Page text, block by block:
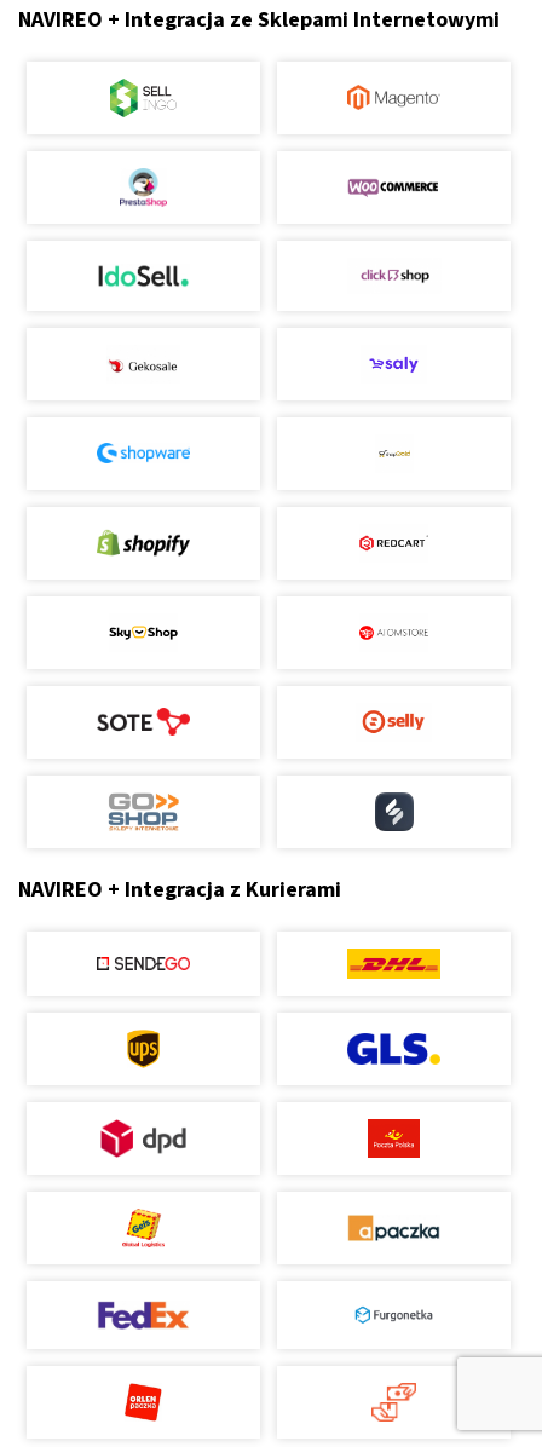
NAVIREO + Integracja ze Sklepami Internetowymi
NAVIREO + Integracja z Kurierami